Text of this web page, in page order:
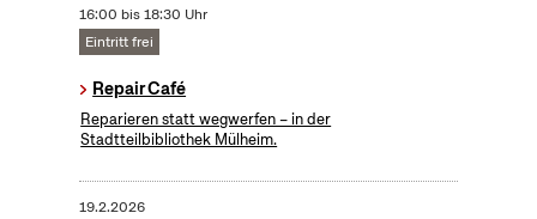
16:00 bis 18:30 Uhr
Eintritt frei
Repair Café
Reparieren statt wegwerfen – in der
Stadtteilbibliothek Mülheim.
19.2.2026